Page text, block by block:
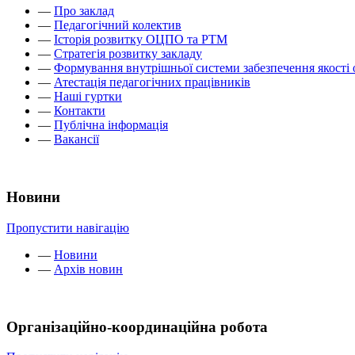
— Про заклад
— Педагогічний колектив
— Історія розвитку ОЦПО та РТМ
— Стратегія розвитку закладу
— Формування внутрішньої системи забезпечення якості
— Атестація педагогічних працівників
— Наші гуртки
— Контакти
— Публічна інформація
— Вакансії
Новини
Пропустити навігацію
— Новини
— Архів новин
Організаційно-координаційна робота